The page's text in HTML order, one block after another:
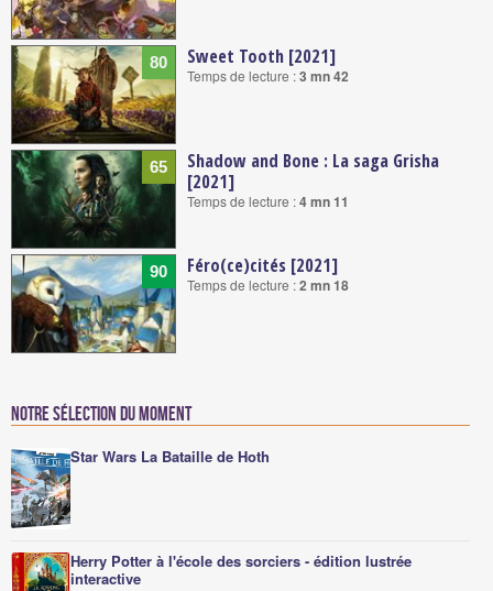
80 Sweet Tooth [2021]
Temps de lecture :3 mn 42
65
Shadow and Bone : La saga Grisha
[2021]
Temps de lecture :4 mn 11
90 Féro(ce)cités [2021]
Temps de lecture :2 mn 18
Notre sélection du moment
Star Wars La Bataille de Hoth
Herry Potter à l'école des sorciers - édition lustrée
interactive